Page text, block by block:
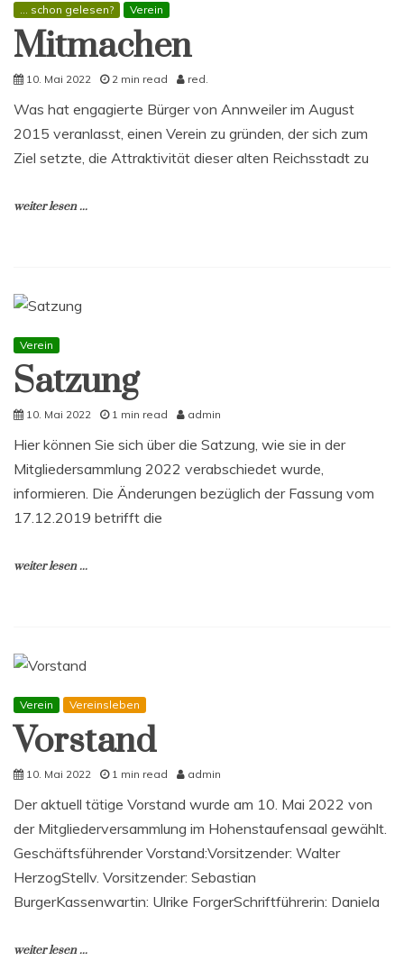
... schon gelesen? Verein
Mitmachen
10. Mai 2022 2 min read red.
Was hat engagierte Bürger von Annweiler im August
2015 veranlasst, einen Verein zu gründen, der sich zum
Ziel setzte, die Attraktivität dieser alten Reichsstadt zu
weiter lesen ...
Verein
Satzung
10. Mai 2022 1 min read admin
Hier können Sie sich über die Satzung, wie sie in der
Mitgliedersammlung 2022 verabschiedet wurde,
informieren. Die Änderungen bezüglich der Fassung vom
17.12.2019 betrifft die
weiter lesen ...
Verein Vereinsleben
Vorstand
10. Mai 2022 1 min read admin
Der aktuell tätige Vorstand wurde am 10. Mai 2022 von
der Mitgliederversammlung im Hohenstaufensaal gewählt.
Geschäftsführender Vorstand:Vorsitzender: Walter
HerzogStellv. Vorsitzender: Sebastian
BurgerKassenwartin: Ulrike ForgerSchriftführerin: Daniela
weiter lesen ...